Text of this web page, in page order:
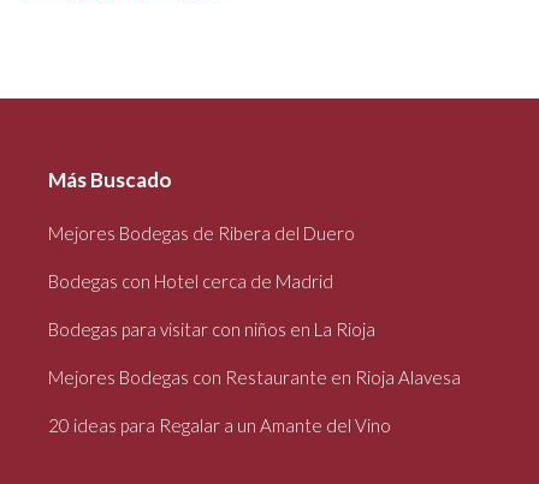
Más Buscado
Mejores Bodegas de Ribera del Duero
Bodegas con Hotel cerca de Madrid
Bodegas para visitar con niños en La Rioja
Mejores Bodegas con Restaurante en Rioja Alavesa
20 ideas para Regalar a un Amante del Vino